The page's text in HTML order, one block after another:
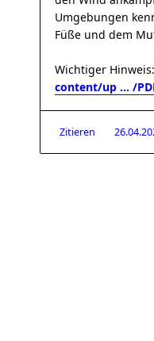
Umgebungen
Füße und dem
Wichtiger Hinweis:
content/up ... /
Zitieren